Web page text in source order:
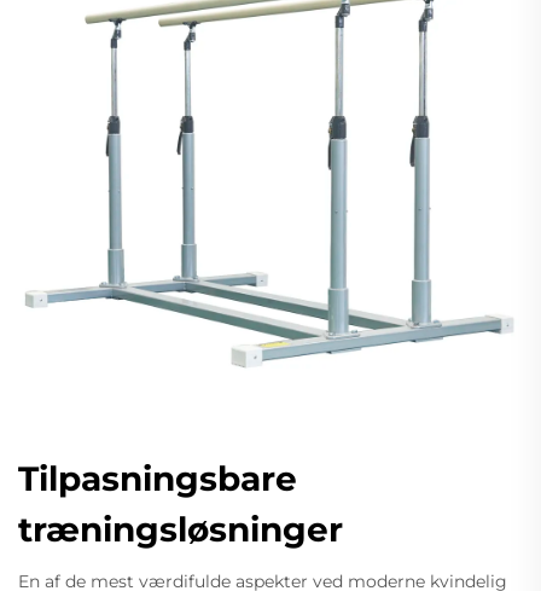
Tilpasningsbare
træningsløsninger
En af de mest værdifulde aspekter ved moderne kvindelig